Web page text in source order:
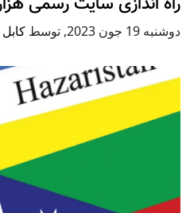
دوشنبه 19 جون 2023 , توسط